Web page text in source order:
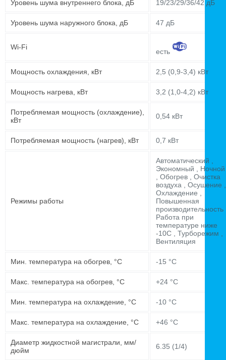
Уровень шума внутреннего блока, дБ 19/23/29/36/42 дБ
Уровень шума наружного блока, дБ 47 дБ
Wi-Fi
есть
Мощность охлаждения, кВт 2,5 (0,9-3,4) кВт
Мощность нагрева, кВт 3,2 (1,0-4,2) кВт
Потребляемая мощность (охлаждение),
кВт
0,54 кВт
Потребляемая мощность (нагрев), кВт 0,7 кВт
Режимы работы
Автоматический ,
Экономный , Ночной
, Обогрев , Очистка
воздуха , Осушение ,
Охлаждение ,
Повышенная
производительность
Работа при
температуре ниже
-10C , Турборежим ,
Вентиляция
Мин. температура на обогрев, °C -15 °C
Макс. температура на обогрев, °C +24 °C
Мин. температура на охлаждение, °C -10 °C
Макс. температура на охлаждение, °C +46 °C
Диаметр жидкостной магистрали, мм/
дюйм
6.35 (1/4)